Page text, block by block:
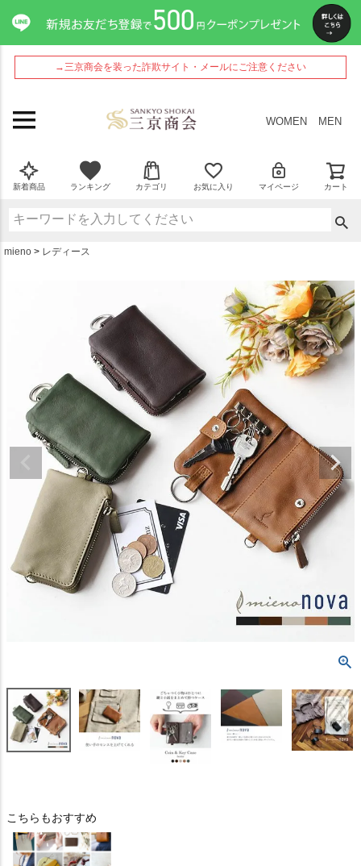
→三京商会を装った詐欺サイト・メールにご注意ください
WOMEN MEN
新着商品 ランキング カテゴリ お気に入り マイページ カート
mieno レディース
こちらもおすすめ
ペー
ジト
ップ
へ